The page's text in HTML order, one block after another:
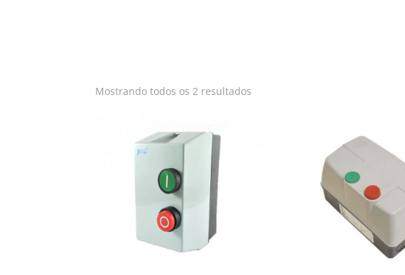
Mostrando todos os 2 resultados